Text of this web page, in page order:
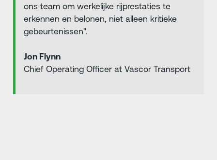
ons team om werkelijke rijprestaties te
erkennen en belonen, niet alleen kritieke
gebeurtenissen".
Jon Flynn
Chief Operating Officer at Vascor Transport